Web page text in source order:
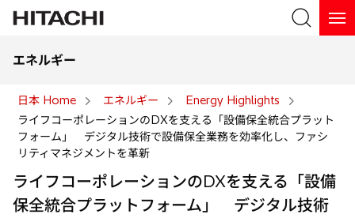
検索
エネルギー
日本 Home エネルギー
Energy Highlights
ライフコーポレーションのDXを支える「設備保全統合プラット
フォーム」 デジタル技術で設備保全業務を効率化し、ファシ
リティマネジメントを革新
ライフコーポレーションのDXを支える「設備
保全統合プラットフォーム」 デジタル技術